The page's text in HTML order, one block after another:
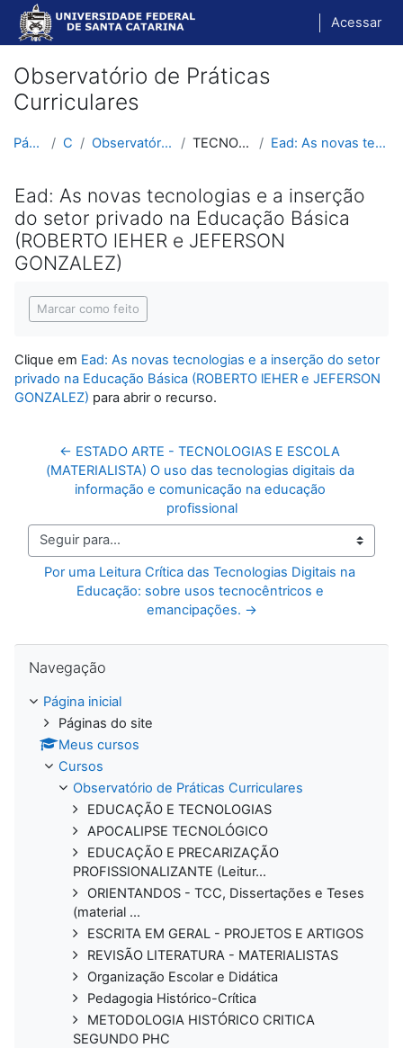
Ir para o conteúdo principal
Acessar
Observatório de Práticas
Curriculares
Página inicial Cursos Observatório de Práticas Curriculares TECNOLOGIAS (tdic) E PHC Ead: As novas tecnologias e a inserção do setor pr...
Ead: As novas tecnologias e a inserção
do setor privado na Educação Básica
(ROBERTO lEHER e JEFERSON
GONZALEZ)
Marcar como feito
Clique em Ead: As novas tecnologias e a inserção do setor
privado na Educação Básica (ROBERTO lEHER e JEFERSON
GONZALEZ) para abrir o recurso.
← ESTADO ARTE - TECNOLOGIAS E ESCOLA
(MATERIALISTA) O uso das tecnologias digitais da
informação e comunicação na educação
profissional
Seguir para...
Por uma Leitura Crítica das Tecnologias Digitais na
Educação: sobre usos tecnocêntricos e
emancipações. →
Navegação
Página inicial
Páginas do site
Meus cursos
Cursos
Observatório de Práticas Curriculares
EDUCAÇÃO E TECNOLOGIAS
APOCALIPSE TECNOLÓGICO
EDUCAÇÃO E PRECARIZAÇÃO
PROFISSIONALIZANTE (Leitur...
ORIENTANDOS - TCC, Dissertações e Teses
(material ...
ESCRITA EM GERAL - PROJETOS E ARTIGOS
REVISÃO LITERATURA - MATERIALISTAS
Organização Escolar e Didática
Pedagogia Histórico-Crítica
METODOLOGIA HISTÓRICO CRITICA
SEGUNDO PHC